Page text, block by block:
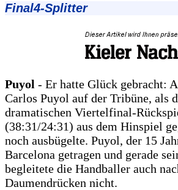
Final4-Splitter
Puyol - Er hatte Glück gebracht:
Carlos Puyol auf der Tribüne, als
dramatischen Viertelfinal-
(38:31/24:31) aus dem Hinspiel
noch ausbügelte. Puyol, der 15
Barcelona getragen und gerade
begleitete die Handballer auch
Daumendrücken nicht.